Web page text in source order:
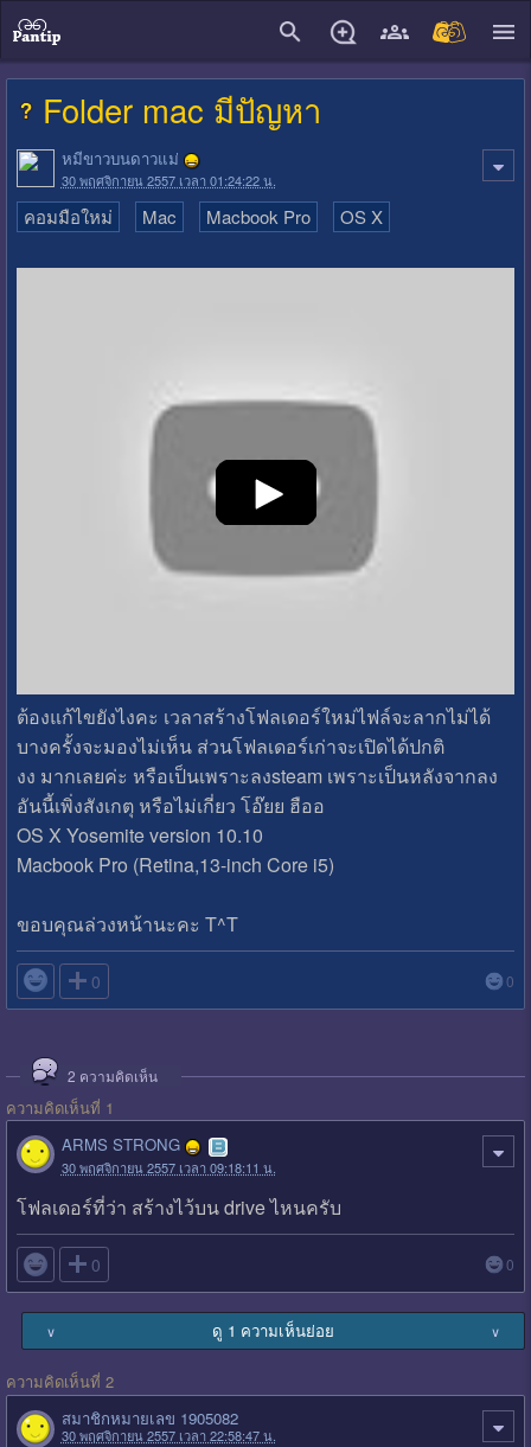
Folder mac มีปัญหา
หมีขาวบนดาวแม่
30 พฤศจิกายน 2557 เวลา 01:24:22 น.
คอมมือใหม่ Mac Macbook Pro OS X
ต้องแก้ไขยังไงคะ เวลาสร้างโฟลเดอร์ใหม่ไฟล์จะลากไม่ได้
บางครั้งจะมองไม่เห็น ส่วนโฟลเดอร์เก่าจะเปิดได้ปกติ
งง มากเลยค่ะ หรือเป็นเพราะลงsteam เพราะเป็นหลังจากลง
อันนี้เพิ่งสังเกตุ หรือไม่เกี่ยว โอ๊ยย ฮืออ
OS X Yosemite version 10.10
Macbook Pro (Retina,13-inch Core i5)
ขอบคุณล่วงหน้านะคะ T^T
 0 0
2 ความคิดเห็น
ความคิดเห็นที่ 1
ARMS STRONG
30 พฤศจิกายน 2557 เวลา 09:18:11 น.
โฟลเดอร์ที่ว่า สร้างไว้บน drive ไหนครับ
 0 0
∨ ดู 1 ความเห็นย่อย ∨
ความคิดเห็นที่ 2
สมาชิกหมายเลข 1905082
30 พฤศจิกายน 2557 เวลา 22:58:47 น.
close